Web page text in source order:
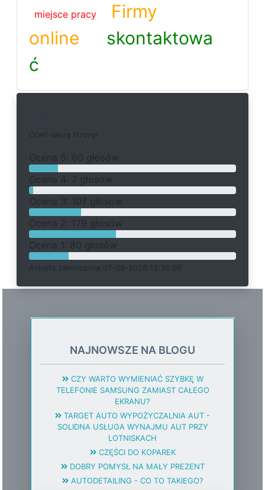
miejsce pracy
Firmy
online
skontaktowa
ć
a ą
O
a 5: 60 głosów
O
a 4: 7 głosów
O
a 3: 107 głosów
O
a 2: 179 głosów
O
a 1: 80 głosów
Ankieta a a 07-08-2026 13:36:09
NAJNOWSZE NA BLOGU
CZY WARTO WYMIENIAĆ SZYBKĘ W
TELEFONIE SAMSUNG ZAMIAST CAŁEGO
EKRANU?
TARGET AUTO WYPOŻYCZALNIA AUT -
SOLIDNA USŁUGA WYNAJMU AUT PRZY
LOTNISKACH
CZĘŚCI DO KOPAREK
DOBRY POMYSŁ NA MAŁY PREZENT
AUTODETAILING - CO TO TAKIEGO?